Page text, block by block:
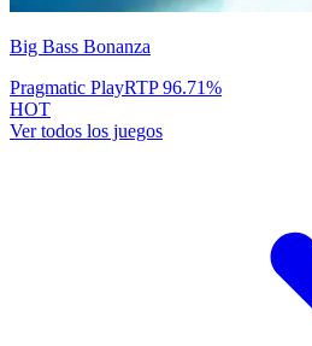
Big Bass Bonanza
Pragmatic PlayRTP96.71%
HOT
Ver todos los juegos